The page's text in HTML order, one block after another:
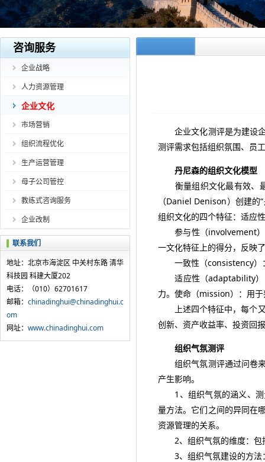
咨询服务
企业战略
人力资源管理
企业文化
市场营销
组织流程优化
生产运营管理
母子公司管控
教练式咨询服务
企业改制
联系我们
地址：北京市海淀区 中关村东路 清华
科技园 科建大厦202
电话：（010）62701617
邮箱： chinadinghui@chinadinghui.c
om
网址： www.chinadinghui.com
企业文化测评是为建设企
测评需求包括组织氛围、员
丹尼森的组织文化模型
衡量组织文化最有效、最
（Daniel Denison）创建
组织文化的四个特征：适应
参与性（involvement）
一文化特征上的得分，反映
一致性（consistency）：
适应性（adaptability）：
力。使命（mission）：用
上述四个特征中，每个又
创新、资产收益率、投资回
组织气氛测评
组织气氛测评通过问卷来
产生影响。
1、组织气氛的涵义、测
量方法。它们之间的异同在
资源管理的关系。
2、组织气氛的维度：包
3、组织气氛建设的方法